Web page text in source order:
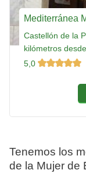
Mediterránea
Castellón de la
kilómetros
5,0
Tenemos los
de la Mujer de